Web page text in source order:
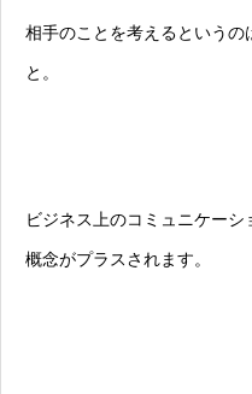
相手のことを考えるというの
と。
ビジネス上のコミュニケー
概念がプラスされます。